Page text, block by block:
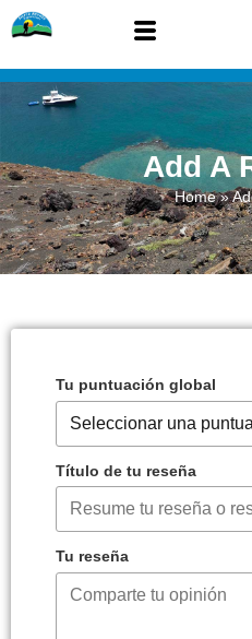
Add A
Home»
Tu puntuación global
Título de tu reseña
Tu reseña